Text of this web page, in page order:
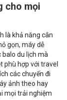
cho mọi
là khả năng cân
gọn, máy dễ
balo du lịch mà
phù hợp với travel
các chuyến đi
ảnh theo hay
mọi trải nghiệm